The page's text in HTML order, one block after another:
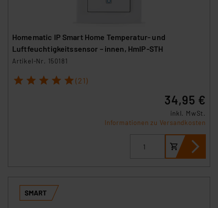
Homematic IP Smart Home Temperatur- und
Luftfeuchtigkeitssensor – innen, HmIP-STH
Artikel-Nr. 150181
1 2 3 4 5 (21)
34,95 €
inkl. MwSt.
Informationen zu Versandkosten